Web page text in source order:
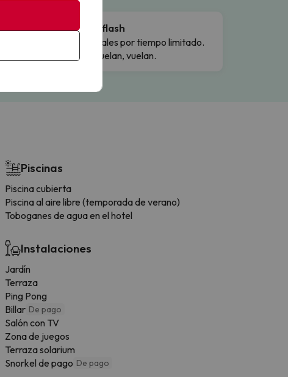
Ofertas flash
Precios reales por tiempo limitado.
Cuando vuelan, vuelan.
Piscinas
Piscina cubierta
Piscina al aire libre (temporada de verano)
Toboganes de agua en el hotel
Instalaciones
Jardín
Terraza
Ping Pong
Billar De pago
Salón con TV
Zona de juegos
Terraza solarium
Snorkel de pago De pago